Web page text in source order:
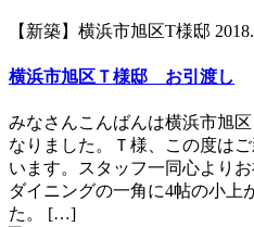
【新築】横浜市旭区T様邸
横浜市旭区Ｔ様邸 お引渡し
みなさんこんばんは横浜市旭
なりました。Ｔ様、この度は
います。スタッフ一同心より
ダイニングの一角に4帖の小上
た。 […]